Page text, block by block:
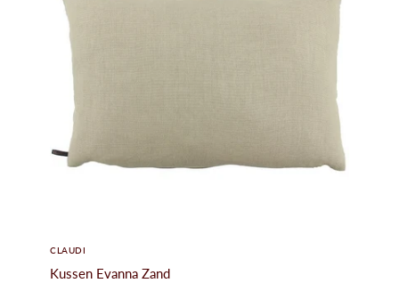
CLAUDI
Kussen Evanna Zand